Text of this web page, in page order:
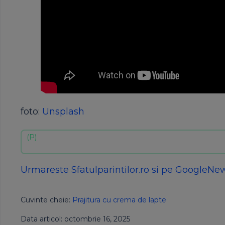
foto: Unsplash
Urmareste Sfatulparintilor.ro si pe
Cuvinte cheie: Prajitura cu crema de lapte
Data articol: octombrie 16, 2025